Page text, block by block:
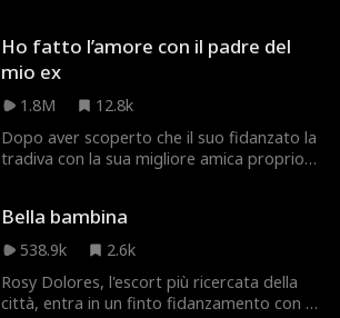
diventa imbarazzante. Chris è
iperprotettivo e insopportabile... almeno
Insieme all'amica Maria, architetta
"Operazione Seduzione", farà innamorare
Chris per farlo cacciare da suo padre.
Ho fatto l’amore con il padre del
mio ex
1.8M
12.8k
Dopo aver scoperto che il suo fidanzato la
tradiva con la sua migliore amica proprio
un affascinante sconosciuto. Quello che
non sa è che lui è il padre del suo ex
fidanzato, e che custodisce un oscuro
segreto. Si arrenderà alla passione, o è
ora di scappare di nuovo?
Bella bambina
538.9k
2.6k
Rosy Dolores, l'escort più ricercata della
città, entra in un finto fidanzamento con il